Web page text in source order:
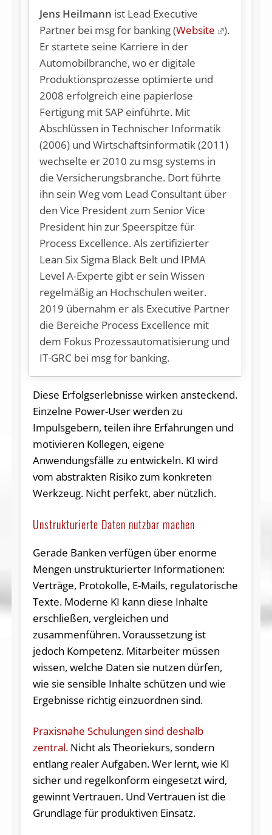
Jens Heilmann ist Lead Executive
Partner bei msg for banking (Website
).
Er startete seine Karriere in der
Automobilbranche, wo er digitale
Produktionsprozesse optimierte und
2008 erfolgreich eine papierlose
Fertigung mit SAP einführte. Mit
Abschlüssen in Technischer Informatik
(2006) und Wirtschaftsinformatik (2011)
wechselte er 2010 zu msg systems in
die Versicherungsbranche. Dort führte
ihn sein Weg vom Lead Consultant über
den Vice President zum Senior Vice
President hin zur Speerspitze für
Process Excellence. Als zertifizierter
Lean Six Sigma Black Belt und IPMA
Level A-Experte gibt er sein Wissen
regelmäßig an Hochschulen weiter.
2019 übernahm er als Executive Partner
die Bereiche Process Excellence mit
dem Fokus Prozessautomatisierung und
IT-GRC bei msg for banking.
Diese Erfolgserlebnisse wirken ansteckend.
Einzelne Power-User werden zu
Impulsgebern, teilen ihre Erfahrungen und
motivieren Kollegen, eigene
Anwendungsfälle zu entwickeln. KI wird
vom abstrakten Risiko zum konkreten
Werkzeug. Nicht perfekt, aber nützlich.
Unstrukturierte Daten nutzbar machen
Gerade Banken verfügen über enorme
Mengen unstrukturierter Informationen:
Verträge, Protokolle, E-Mails, regulatorische
Texte. Moderne KI kann diese Inhalte
erschließen, vergleichen und
zusammenführen. Voraussetzung ist
jedoch Kompetenz. Mitarbeiter müssen
wissen, welche Daten sie nutzen dürfen,
wie sie sensible Inhalte schützen und wie
Ergebnisse richtig einzuordnen sind.
Praxisnahe Schulungen sind deshalb
zentral.Nicht als Theoriekurs, sondern
entlang realer Aufgaben. Wer lernt, wie KI
sicher und regelkonform eingesetzt wird,
gewinnt Vertrauen. Und Vertrauen ist die
Grundlage für produktiven Einsatz.